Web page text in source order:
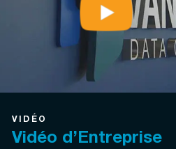
VIDÉO
Vidéo d’Entreprise